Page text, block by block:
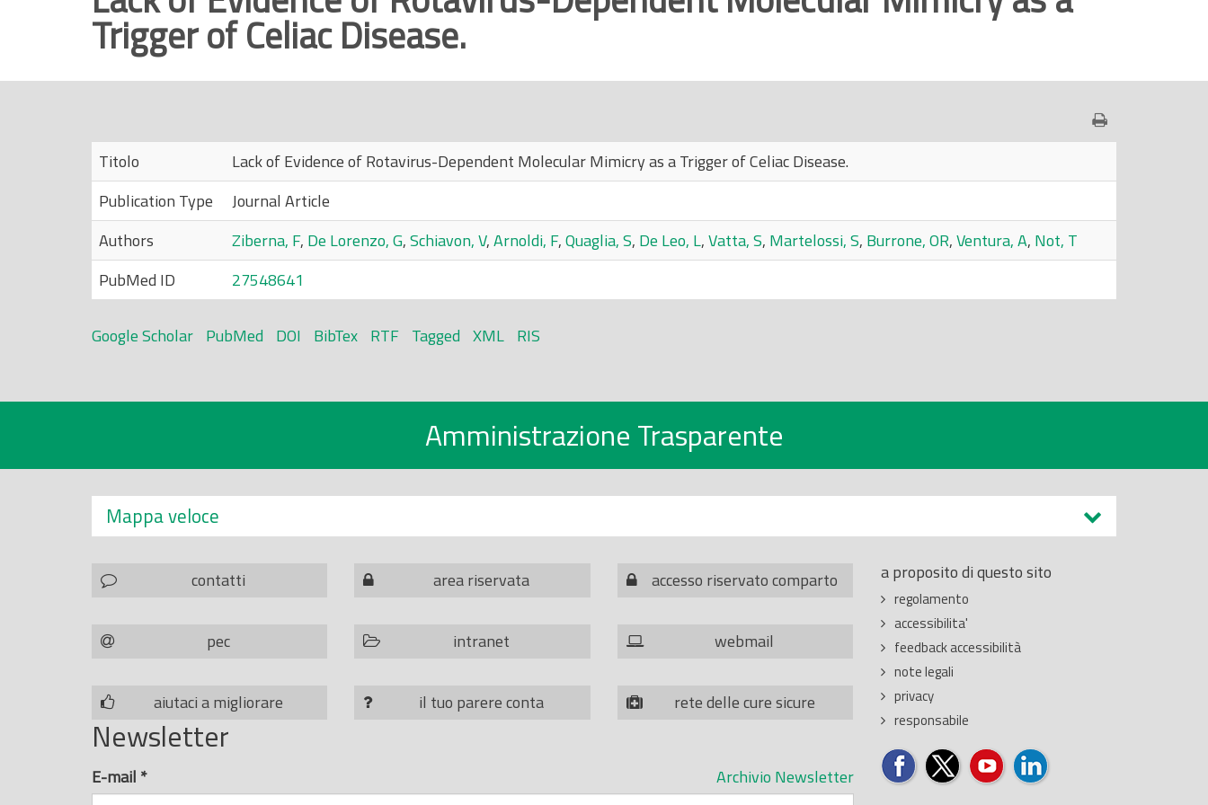
Trigger of Celiac Disease.
Titolo
Lack of Evidence of Rotavirus-Dependent Molecular Mimicry as a Trigger of Celiac Disease.
Publication Type
Journal Article
Authors
Ziberna, F, De Lorenzo, G,Schiavon, V,Arnoldi, F,Quaglia, S, De Leo, L,Vatta, S, Martelossi, S, Burrone, OR,Ventura, A, Not, T
PubMed ID
27548641
Google Scholar PubMed DOI BibTex RTF Tagged XML RIS
Amministrazione Trasparente
Mappa veloce
contatti area riservata accesso riservato comparto
pec intranet webmail
aiutaci a migliorare il tuo parere conta rete delle cure sicure
a proposito di questo sito
regolamento
accessibilita'
feedback accessibilità
note legali
privacy
responsabile
Newsletter
Archivio Newsletter
E-mail *